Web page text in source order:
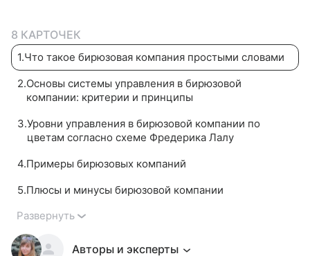
8 КАРТОЧЕК
1.Что такое бирюзовая компания простыми словами
2.Основы системы управления в бирюзовой
компании: критерии и принципы
3.Уровни управления в бирюзовой компании по
цветам согласно схеме Фредерика Лалу
4.Примеры бирюзовых компаний
5.Плюсы и минусы бирюзовой компании
Развернуть
Авторы и эксперты